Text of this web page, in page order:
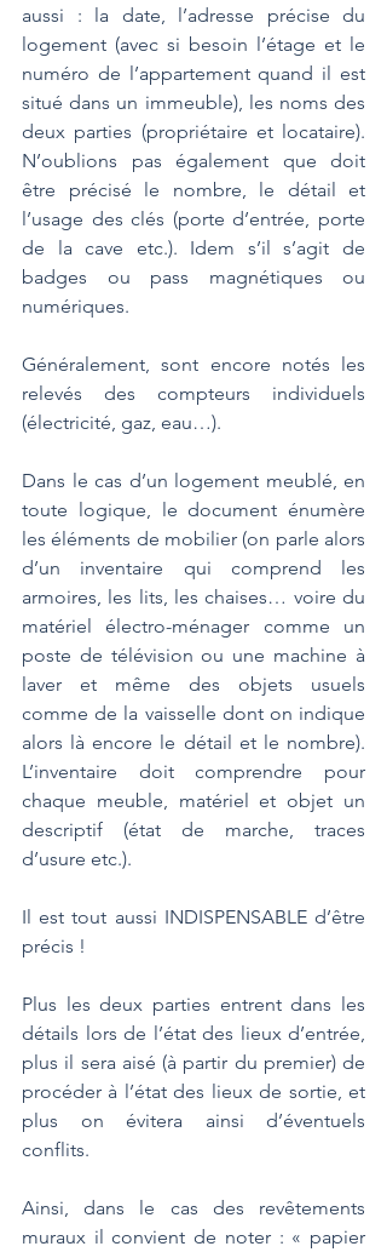
aussi : la date, l’adresse précise du
logement (avec si besoin l’étage et le
numéro de l’appartement quand il est
situé dans un immeuble), les noms des
deux parties (propriétaire et locataire).
N’oublions pas également que doit
être précisé le nombre, le détail et
l’usage des clés (porte d’entrée, porte
de la cave etc.). Idem s’il s’agit de
badges ou pass magnétiques ou
numériques.
Généralement, sont encore notés les
relevés des compteurs individuels
(électricité, gaz, eau…).
Dans le cas d’un logement meublé, en
toute logique, le document énumère
les éléments de mobilier (on parle alors
d’un inventaire qui comprend les
armoires, les lits, les chaises… voire du
matériel électro-ménager comme un
poste de télévision ou une machine à
laver et même des objets usuels
comme de la vaisselle dont on indique
alors là encore le détail et le nombre).
L’inventaire doit comprendre pour
chaque meuble, matériel et objet un
descriptif (état de marche, traces
d’usure etc.).
Il est tout aussi INDISPENSABLE d’être
précis !
Plus les deux parties entrent dans les
détails lors de l’état des lieux d’entrée,
plus il sera aisé (à partir du premier) de
procéder à l’état des lieux de sortie, et
plus on évitera ainsi d’éventuels
conflits.
Ainsi, dans le cas des revêtements
muraux il convient de noter : « papier